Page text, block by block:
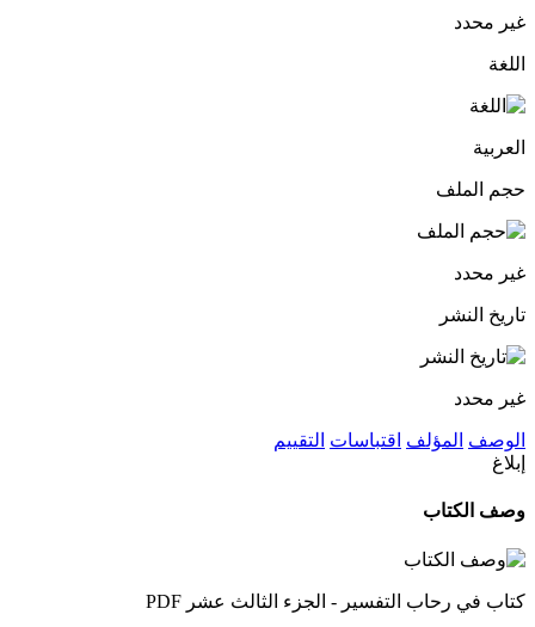
غير محدد
اللغة
العربية
حجم الملف
غير محدد
تاريخ النشر
غير محدد
الوصف المؤلف اقتباسات التقييم
إبلاغ
وصف الكتاب
كتاب في رحاب التفسير - الجزء الثالث عشر PDF